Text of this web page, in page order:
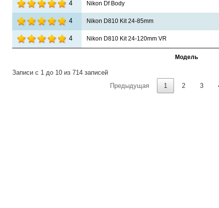
Модель
4 Nikon Df Body
4 Nikon D810 Kit 24-85mm
4 Nikon D810 Kit 24-120mm VR
Записи с 1 до 10 из 714 записей
Предыдущая
1 2 3